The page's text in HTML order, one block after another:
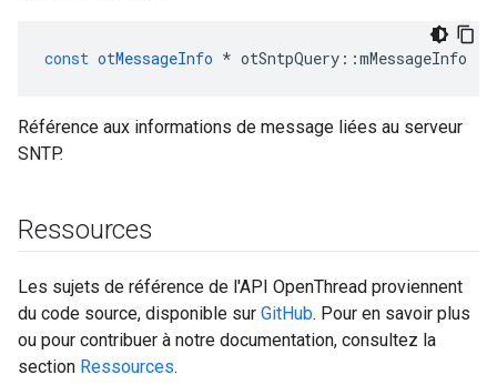
const otMessageInfo * otSntpQuery ::mMessageInfo
Référence aux informations de message liées au serveur
SNTP.
Ressources
Les sujets de référence de l'API OpenThread proviennent
du code source, disponible sur GitHub. Pour en savoir plus
ou pour contribuer à notre documentation, consultez la
section Ressources.